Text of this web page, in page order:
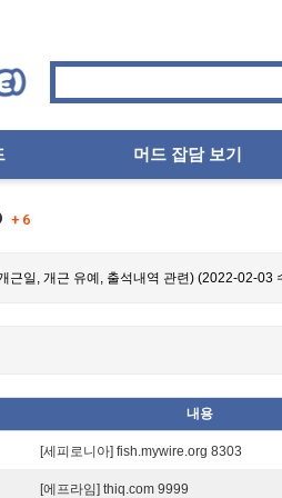
머드 잡담 보기
+ 6
근일, 개근 유예, 출석내역 관련) (2022-02-03
내용
[세피로니아] fish.mywire.org 8303
[에프라임] thiq.com 9999